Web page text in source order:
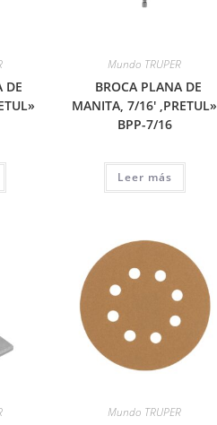
DE
Mundo TRUPER
BROCA PLANA DE
MANITA, 7/16′ ,PRETUL»
BPP-7/16
Leer más
Mundo TRUPER